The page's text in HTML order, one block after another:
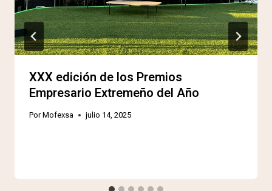
XXX edición de los Premios
Empresario Extremeño del Año
Por Mofexsa julio 14, 2025